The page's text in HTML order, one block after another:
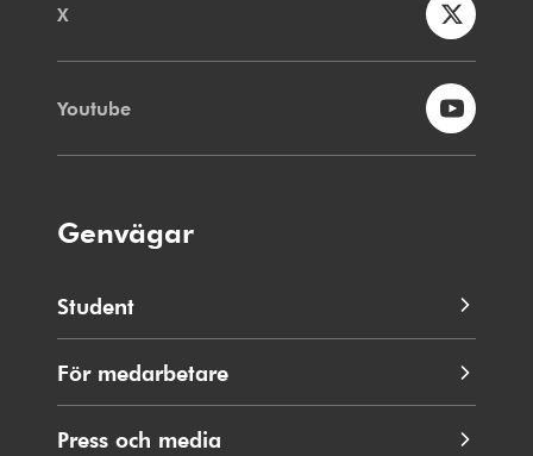
X
Youtube
Genvägar
Student
För medarbetare
Press och media